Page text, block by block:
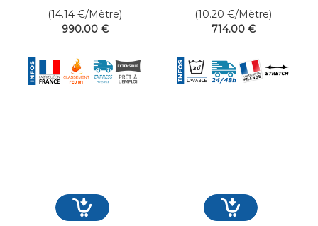
(14.14 €/Mètre)
990.00 €
(10.20 €/Mètre)
714.00 €